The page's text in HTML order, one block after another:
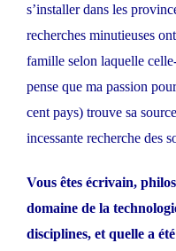
s’installer dans les
recherches minutieuses
famille selon laquelle
pense que ma passion
cent pays) trouve sa
incessante recherche des
Vous êtes écrivain,
domaine de la
disciplines, et quelle a